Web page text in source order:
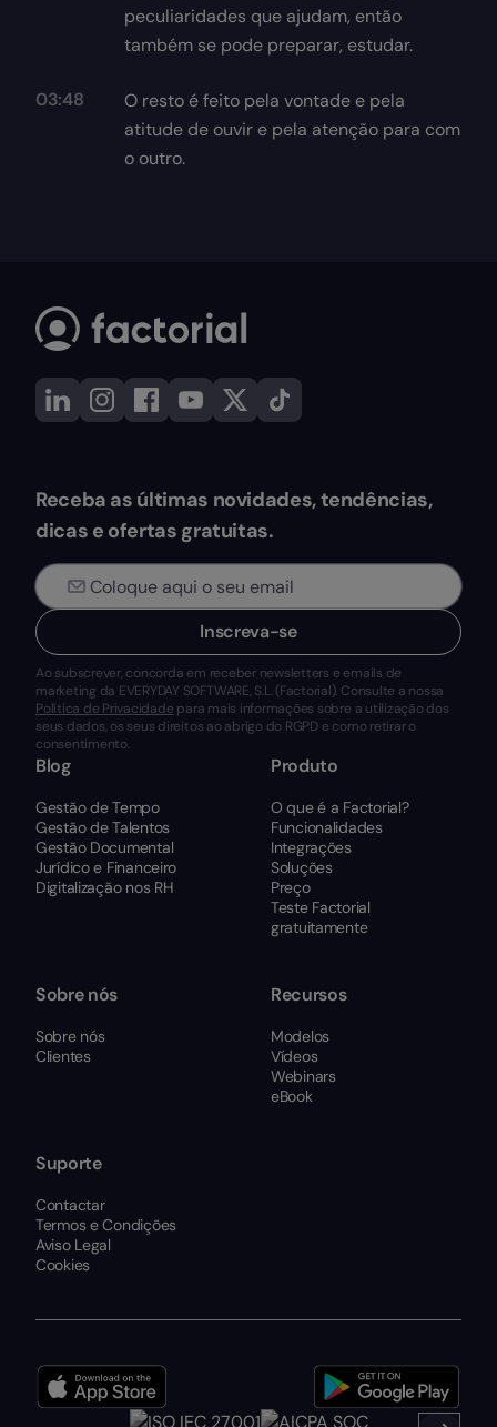
peculiaridades que ajudam, então
também se pode preparar, estudar.
03:48
O resto é feito pela vontade e pela
atitude de ouvir e pela atenção para com
o outro.
Receba as últimas novidades, tendências,
dicas e ofertas gratuitas.
Inscreva-se
Ao subscrever, concorda em receber newsletters e emails de
marketing da EVERYDAY SOFTWARE, S.L. (Factorial). Consulte a nossa
Política de Privacidade para mais informações sobre a utilização dos
seus dados, os seus direitos ao abrigo do RGPD e como retirar o
consentimento.
Blog
Gestão de Tempo
Gestão de Talentos
Gestão Documental
Jurídico e Financeiro
Digitalização nos RH
Produto
O que é a Factorial?
Funcionalidades
Integrações
Soluções
Preço
Teste Factorial
gratuitamente
Sobre nós
Sobre nós
Clientes
Recursos
Modelos
Vídeos
Webinars
eBook
Suporte
Contactar
Termos e Condições
Aviso Legal
Cookies